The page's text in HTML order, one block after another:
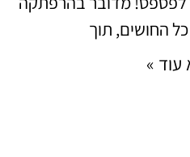
החושים, תוך
»